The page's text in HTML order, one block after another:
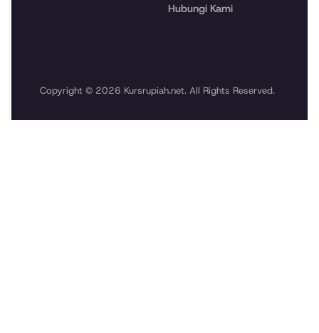
Hubungi Kami
Copyright © 2026 Kursrupiah.net. All Rights Reserved.